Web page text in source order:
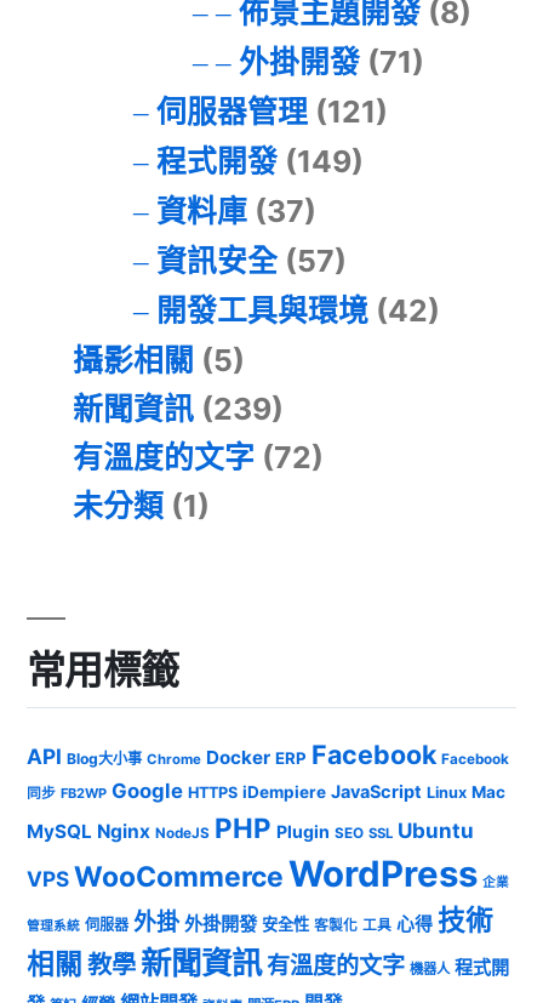
佈景主題開發(8)
外掛開發(71)
伺服器管理(121)
程式開發(149)
資料庫(37)
資訊安全(57)
開發工具與環境(42)
攝影相關 (5)
新聞資訊 (239)
有溫度的文字 (72)
未分類 (1)
常用標籤
API Blog大小事 Chrome Docker ERP Facebook Facebook
同步 FB2WP Google HTTPS iDempiere JavaScript Linux Mac
MySQL Nginx NodeJS PHP Plugin SEO SSL Ubuntu
VPSWooCommerceWordPress 企業
管理系統 伺服器 外掛 外掛開發 安全性 客製化 工具 心得 技術
相關 教學 新聞資訊有溫度的文字 機器人 程式開